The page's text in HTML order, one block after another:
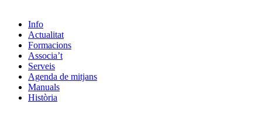
Info
Actualitat
Formacions
Associa’t
Serveis
Agenda de mitjans
Manuals
Història